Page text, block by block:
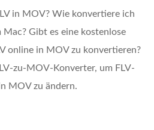
in MOV? Wie konvertiere ich
Mac? Gibt es eine kostenlose
online in MOV zu konvertieren?
zu-MOV-Konverter, um FLV-
MOV zu ändern.